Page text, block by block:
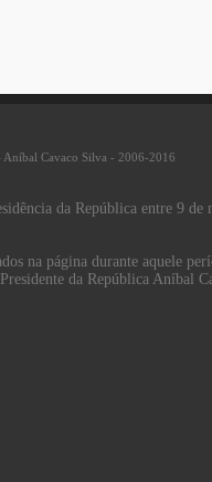
Aníbal Cavaco Silva - 2006-2016
da República entre 9 de
na página durante aquele
da República Aníbal